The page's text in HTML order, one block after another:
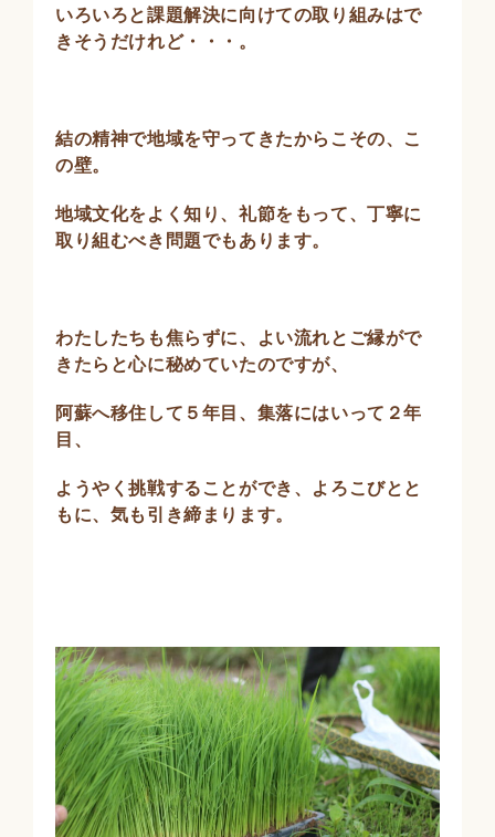
いろいろと課題解決に向けての取り組みはで
きそうだけれど・・・。
結の精神で地域を守ってきたからこその、こ
の壁。
地域文化をよく知り、礼節をもって、丁寧に
取り組むべき問題でもあります。
わたしたちも焦らずに、よい流れとご縁がで
きたらと心に秘めていたのですが、
阿蘇へ移住して５年目、集落にはいって２年
目、
ようやく挑戦することができ、よろこびとと
もに、気も引き締まります。